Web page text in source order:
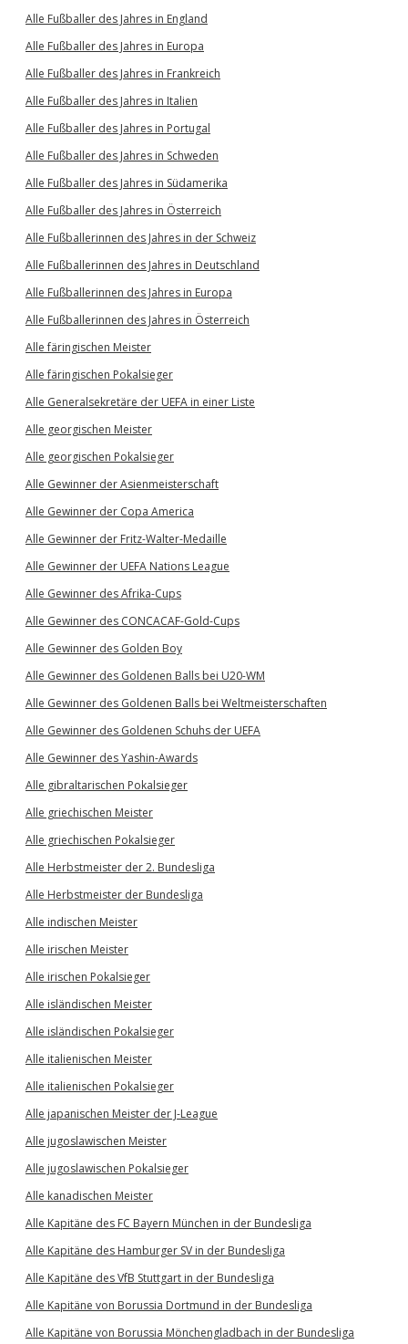
Alle Fußballer des Jahres in England
Alle Fußballer des Jahres in Europa
Alle Fußballer des Jahres in Frankreich
Alle Fußballer des Jahres in Italien
Alle Fußballer des Jahres in Portugal
Alle Fußballer des Jahres in Schweden
Alle Fußballer des Jahres in Südamerika
Alle Fußballer des Jahres in Österreich
Alle Fußballerinnen des Jahres in der Schweiz
Alle Fußballerinnen des Jahres in Deutschland
Alle Fußballerinnen des Jahres in Europa
Alle Fußballerinnen des Jahres in Österreich
Alle färingischen Meister
Alle färingischen Pokalsieger
Alle Generalsekretäre der UEFA in einer Liste
Alle georgischen Meister
Alle georgischen Pokalsieger
Alle Gewinner der Asienmeisterschaft
Alle Gewinner der Copa America
Alle Gewinner der Fritz-Walter-Medaille
Alle Gewinner der UEFA Nations League
Alle Gewinner des Afrika-Cups
Alle Gewinner des CONCACAF-Gold-Cups
Alle Gewinner des Golden Boy
Alle Gewinner des Goldenen Balls bei U20-WM
Alle Gewinner des Goldenen Balls bei Weltmeisterschaften
Alle Gewinner des Goldenen Schuhs der UEFA
Alle Gewinner des Yashin-Awards
Alle gibraltarischen Pokalsieger
Alle griechischen Meister
Alle griechischen Pokalsieger
Alle Herbstmeister der 2. Bundesliga
Alle Herbstmeister der Bundesliga
Alle indischen Meister
Alle irischen Meister
Alle irischen Pokalsieger
Alle isländischen Meister
Alle isländischen Pokalsieger
Alle italienischen Meister
Alle italienischen Pokalsieger
Alle japanischen Meister der J-League
Alle jugoslawischen Meister
Alle jugoslawischen Pokalsieger
Alle kanadischen Meister
Alle Kapitäne des FC Bayern München in der Bundesliga
Alle Kapitäne des Hamburger SV in der Bundesliga
Alle Kapitäne des VfB Stuttgart in der Bundesliga
Alle Kapitäne von Borussia Dortmund in der Bundesliga
Alle Kapitäne von Borussia Mönchengladbach in der Bundesliga